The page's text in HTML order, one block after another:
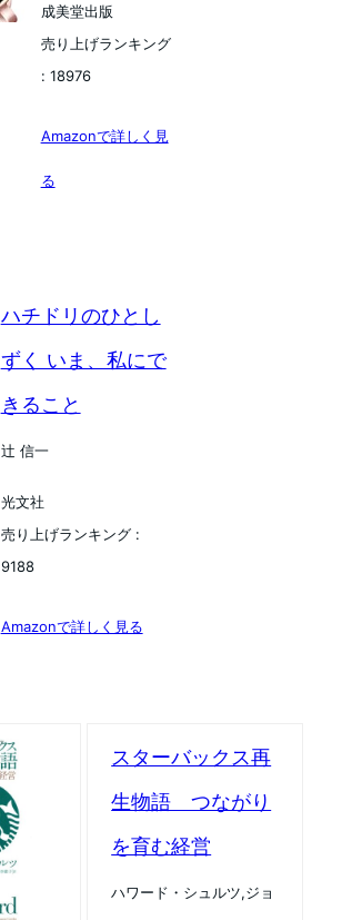
成美堂出版
売り上げランキング
: 18976
Amazonで詳しく見
る
ハチドリのひとし
ずく いま、私にで
きること
辻 信一
光文社
売り上げランキング :
9188
Amazonで詳しく見る
スターバックス再
生物語 つながり
を育む経営
ハワード・シュルツ,ジョ